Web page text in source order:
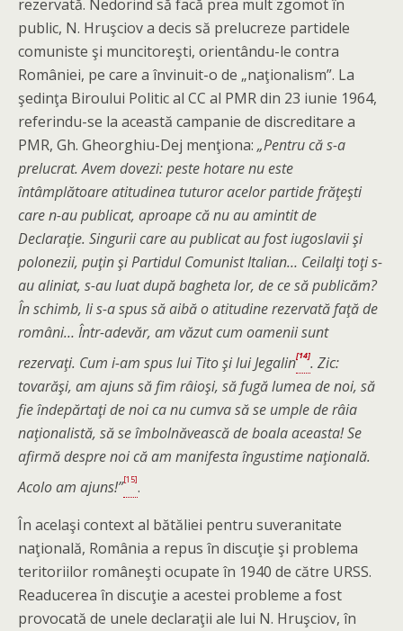
rezervată. Nedorind să facă prea mult zgomot în
public, N. Hruşciov a decis să prelucreze partidele
comuniste şi muncitoreşti, orientându-le contra
României, pe care a învinuit-o de „naţionalism”. La
şedinţa Biroului Politic al CC al PMR din 23 iunie 1964,
referindu-se la această campanie de discreditare a
PMR, Gh. Gheorghiu-Dej menţiona: „Pentru că s-a
prelucrat. Avem dovezi: peste hotare nu este
întâmplătoare atitudinea tuturor acelor partide frăţeşti
care n-au publicat, aproape că nu au amintit de
Declaraţie. Singurii care au publicat au fost iugoslavii şi
polonezii, puţin şi Partidul Comunist Italian… Ceilalţi toţi s-
au aliniat, s-au luat după bagheta lor, de ce să publicăm?
În schimb, li s-a spus să aibă o atitudine rezervată faţă de
români… Într-adevăr, am văzut cum oamenii sunt
rezervaţi. Cum i-am spus lui Tito şi lui Jegalin[14]. Zic:
tovarăşi, am ajuns să fim râioşi, să fugă lumea de noi, să
fie îndepărtaţi de noi ca nu cumva să se umple de râia
naţionalistă, să se îmbolnăvească de boala aceasta! Se
afirmă despre noi că am manifesta îngustime naţională.
Acolo am ajuns!”[15].
În acelaşi context al bătăliei pentru suveranitate
naţională, România a repus în discuţie şi problema
teritoriilor româneşti ocupate în 1940 de către URSS.
Readucerea în discuţie a acestei probleme a fost
provocată de unele declaraţii ale lui N. Hruşciov, în